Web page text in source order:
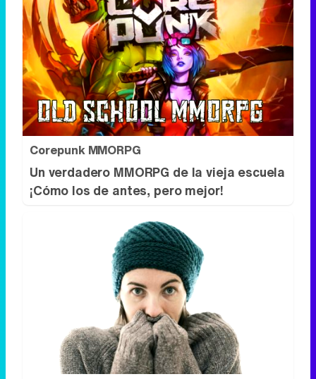
Corepunk MMORPG
Un verdadero MMORPG de la vieja escuela
¡Cómo los de antes, pero mejor!